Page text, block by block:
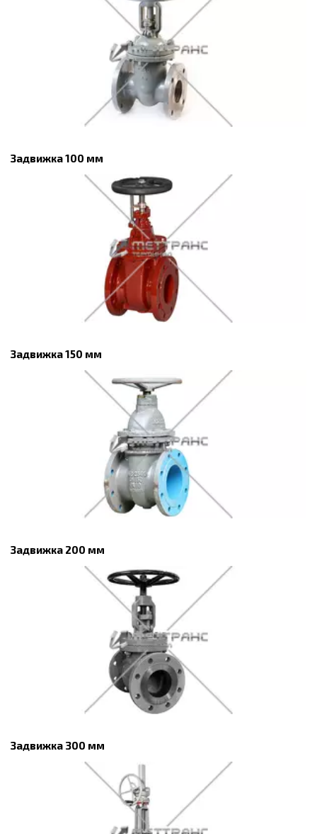
Задвижка 100 мм
Задвижка 150 мм
Задвижка 200 мм
Задвижка 300 мм